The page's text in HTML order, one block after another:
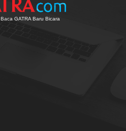
Baca GATRA Baru Bicara